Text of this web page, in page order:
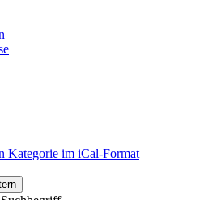
Kategorie im iCal-Format